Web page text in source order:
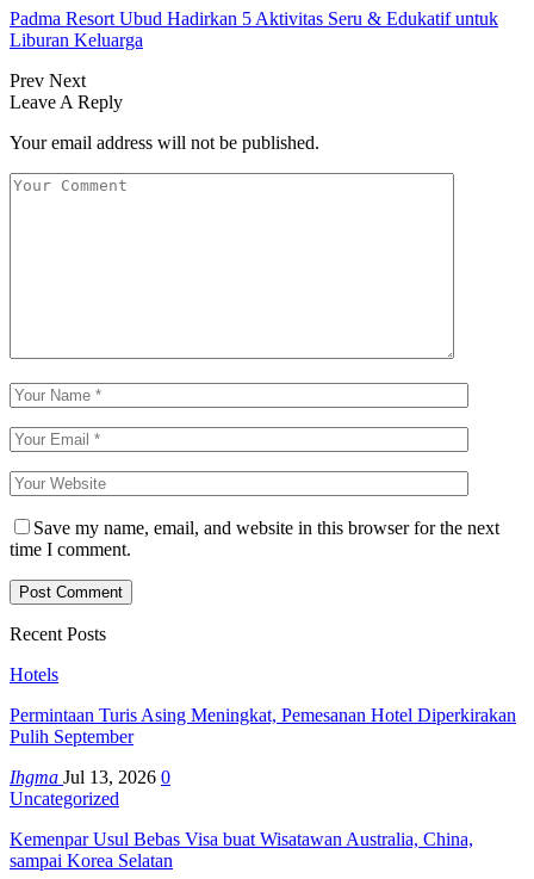
Padma Resort Ubud Hadirkan 5 Aktivitas Seru & Edukatif untuk
Liburan Keluarga
Prev Next
Leave A Reply
Your email address will not be published.
Save my name, email, and website in this browser for the next
time I comment.
Recent Posts
Hotels
Permintaan Turis Asing Meningkat, Pemesanan Hotel Diperkirakan
Pulih September
Ihgma Jul 13, 2026 0
Uncategorized
Kemenpar Usul Bebas Visa buat Wisatawan Australia, China,
sampai Korea Selatan